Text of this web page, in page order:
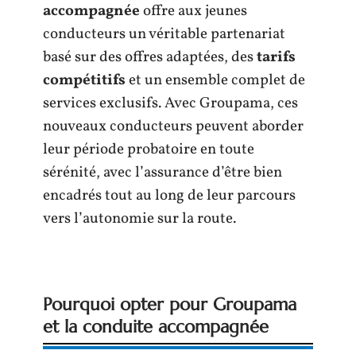
accompagnéeoffre aux jeunes
conducteurs un véritable partenariat
basé sur des offres adaptées, destarifs
compétitifset un ensemble complet de
services exclusifs. Avec Groupama, ces
nouveaux conducteurs peuvent aborder
leur période probatoire en toute
sérénité, avec l’assurance d’être bien
encadrés tout au long de leur parcours
vers l’autonomie sur la route.
Pourquoi opter pour Groupama
et la conduite accompagnée